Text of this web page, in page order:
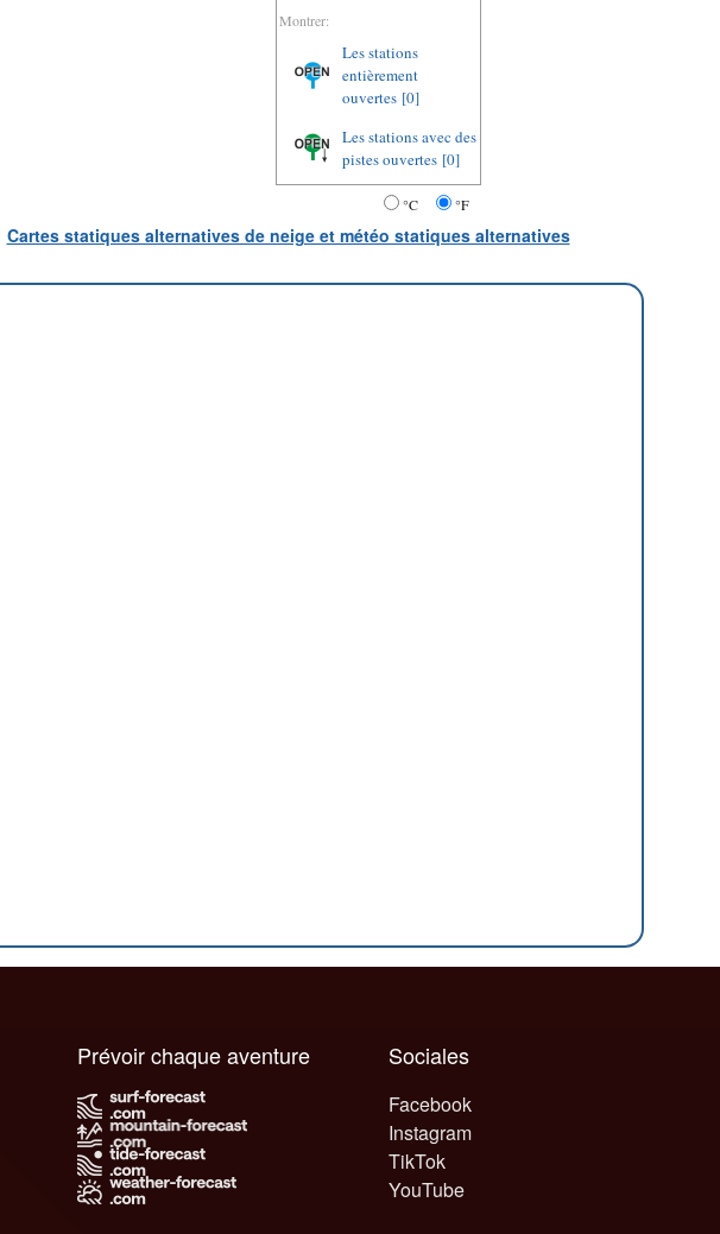
Montrer:
Les stations
entièrement
ouvertes [0]
Les stations avec des
pistes ouvertes [0]
°C °F
Cartes statiques alternatives de neige et météo statiques alternatives
Sociales
Facebook
Instagram
TikTok
YouTube
Prévoir chaque aventure